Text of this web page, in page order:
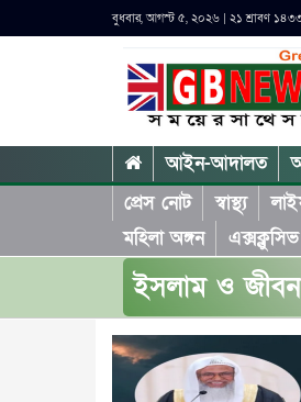
বুধবার, আগস্ট ৫, ২০২৬ | ২১ শ্রাবণ
আইন-আদালত
প্রেস নোট
স্বাস্থ্য
মহিলা অঙ্গন
এক্সক্লুসিভ
ইসলাম ও জীবন